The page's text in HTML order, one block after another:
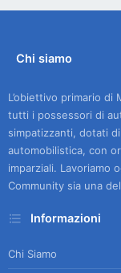
Chi siamo
L’obiettivo primario
tutti i possessori di
simpatizzanti, dotati
automobilistica, con
imparziali. Lavoriamo
Community sia una
Informazioni
Chi Siamo